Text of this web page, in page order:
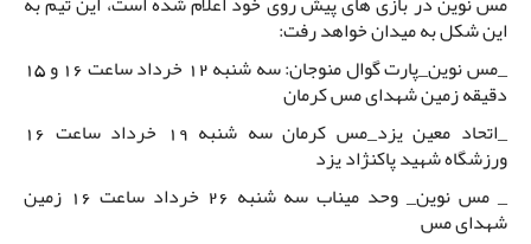
این شکل به میدان خواهد رفت:
_مس نوین_پارت گوال منوجان: سه شنبه 12 خرداد ساعت 16 و 15
دقیقه زمین شهدای مس کرمان
_اتحاد معین یزد_مس کرمان سه شنبه 19 خرداد ساعت 16
ورزشگاه شهید پاکنژاد یزد
_ مس نوین_ وحد میناب سه شنبه 26 خرداد ساعت 16 زمین
شهدای مس